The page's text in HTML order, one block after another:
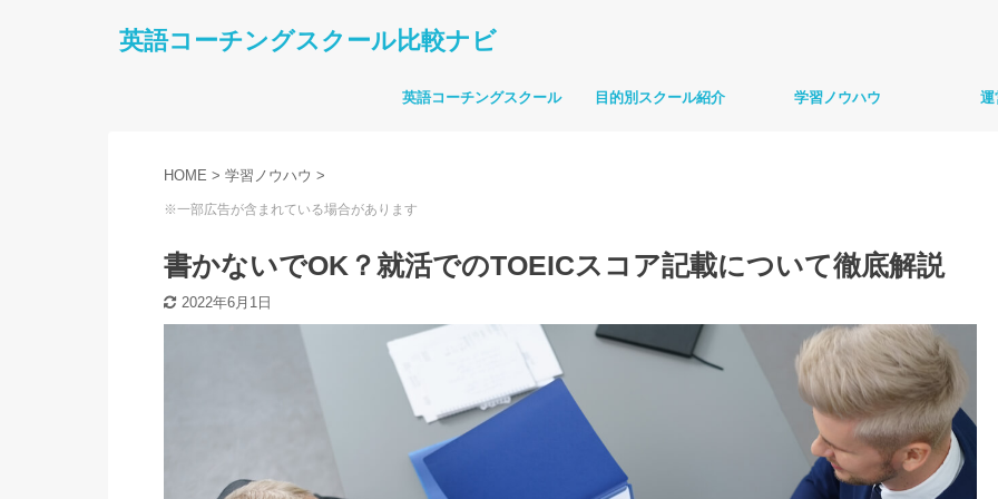
英語コーチングスクール比較ナビ
英語コーチングスクール 目的別スクール紹介 学習ノウハウ 運
HOME > 学習ノウハウ >
※一部広告が含まれている場合があります
書かないでOK？就活でのTOEICスコア記載について徹底解説
2022年6月1日